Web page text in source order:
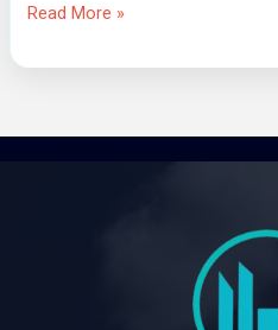
Read More »